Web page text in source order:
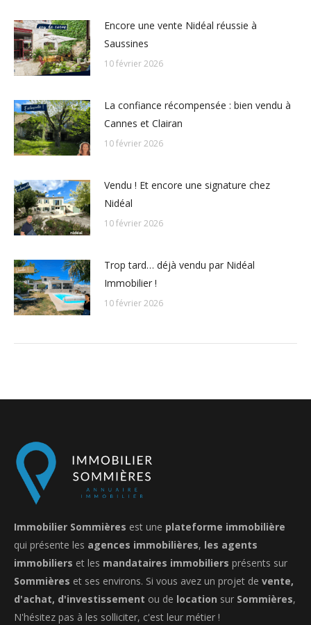
Encore une vente Nidéal réussie à
Saussines
10 février 2026
La confiance récompensée : bien vendu à
Cannes et Clairan
10 février 2026
Vendu ! Et encore une signature chez
Nidéal
10 février 2026
Trop tard… déjà vendu par Nidéal
Immobilier !
10 février 2026
Immobilier Sommières est une plateforme immobilière
qui présente les agences immobilières, les agents
immobiliers et les mandataires immobiliers présents sur
Sommières et ses environs. Si vous avez un projet de vente,
d'achat, d'investissement ou de location sur Sommières,
N'hésitez pas à les solliciter, c'est leur métier !